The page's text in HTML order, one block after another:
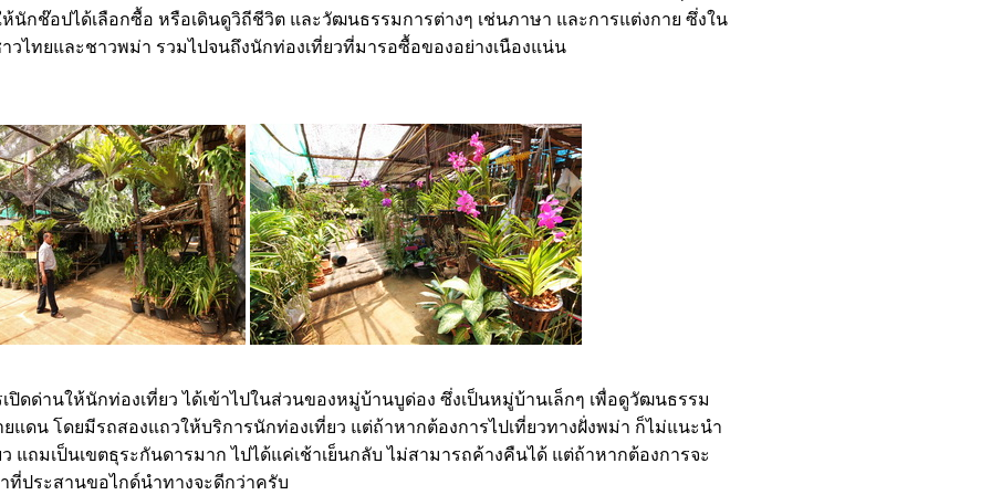
นักช๊อปได้เลือกซื้อ หรือเดินดูวิถีชีวิต และวัฒนธรรมการต่างๆ เช่นภาษา และการแต่งกาย ซึ่งใน
วไทยและชาวพม่า รวมไปจนถึงนักท่องเที่ยวที่มารอซื้อของอย่างเนืองแน่น
ดด่านให้นักท่องเที่ยว ได้เข้าไปในส่วนของหมู่บ้านบูด่อง ซึ่งเป็นหมู่บ้านเล็กๆ เพื่อดูวัฒนธรรม
แดน โดยมีรถสองแถวให้บริการนักท่องเที่ยว แต่ถ้าหากต้องการไปเที่ยวทางฝั่งพม่า ก็ไม่แนะนำ
แถมเป็นเขตธุระกันดารมาก ไปได้แค่เช้าเย็นกลับ ไม่สามารถค้างคืนได้ แต่ถ้าหากต้องการจะ
ที่ประสานขอไกด์นำทางจะดีกว่าครับ